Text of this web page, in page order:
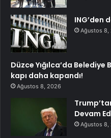
ING’den
Ağustos 8,
Düzce Yığılca’da Belediye
kapı daha kapandı!
Ağustos 8, 2026
Devam
Ağustos 8,